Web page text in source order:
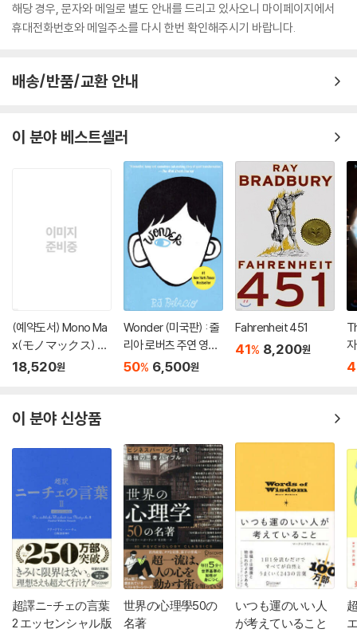
해당 경우, 문자와 메일로 별도 안내를 드리고 있사오니 마이페이지에서
휴대전화번호와 메일주소를 다시 한번 확인해주시기 바랍니다.
배송/반품/교환 안내
이 분야 베스트셀러
(예약도서) Mono Ma
x(モノマックス) 20
26年10月號
18,520원
Wonder (미국판) : 줄
리아 로버츠 주연 영화
'원더' 원작 소설
50% 6,500원
Fahrenheit 451
41% 8,200원
자
이 분야 신상품
超譯ニ-チェの言葉
2 エッセンシャル版
世界の心理學50の
名著
いつも運のいい人
が考えていること